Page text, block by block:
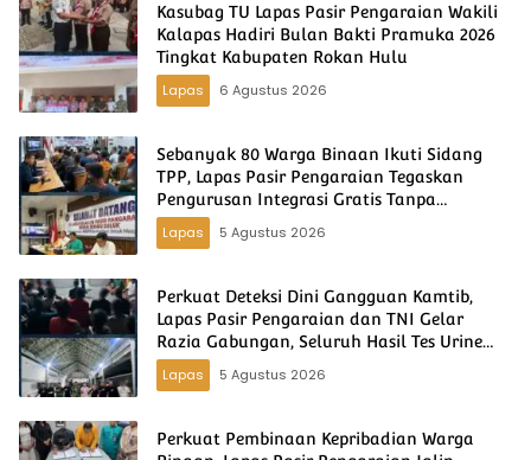
Kasubag TU Lapas Pasir Pengaraian Wakili
Kalapas Hadiri Bulan Bakti Pramuka 2026
Tingkat Kabupaten Rokan Hulu
Lapas
6 Agustus 2026
Sebanyak 80 Warga Binaan Ikuti Sidang
TPP, Lapas Pasir Pengaraian Tegaskan
Pengurusan Integrasi Gratis Tanpa
Dipungut Biaya
Lapas 5 Agustus 2026
Perkuat Deteksi Dini Gangguan Kamtib,
Lapas Pasir Pengaraian dan TNI Gelar
Razia Gabungan, Seluruh Hasil Tes Urine
Negatif
Lapas 5 Agustus 2026
Perkuat Pembinaan Kepribadian Warga